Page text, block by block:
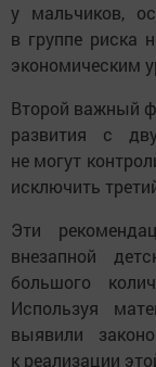
у мальчиков,
в группе риска
экономическим
Второй важный
развития с
не могут
исключить
Эти
внезапной
большого
Используя
выявили
к реализации